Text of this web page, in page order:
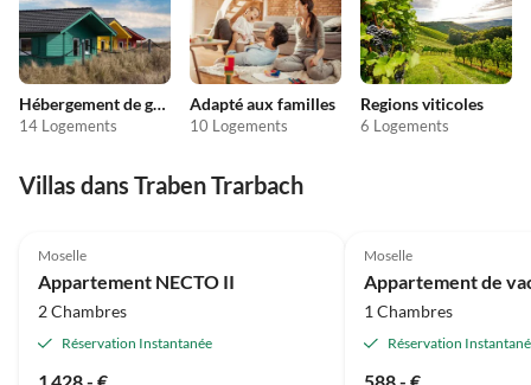
Hébergement de groupe
14 Logements
Adapté aux familles
10 Logements
Regions viticoles
6 Logements
Villas dans Traben Trarbach
Moselle
Appartement NECTO II
2 Chambres
Réservation Instantanée
Moselle
1 Chambres
Réservation